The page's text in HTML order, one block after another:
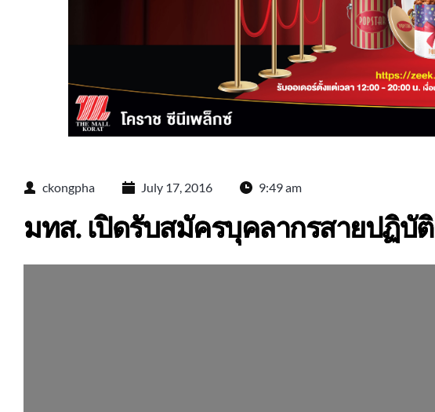
ckongpha July 17, 2016 9:49 am
มทส. เปิดรับสมัครบุคลากรสายปฏิบั